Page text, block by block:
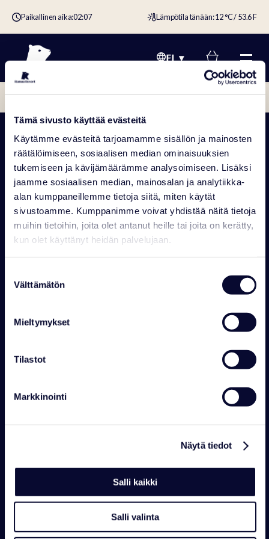
Tämä sivusto käyttää evästeitä
Käytämme evästeitä tarjoamamme sisällön ja mainosten
räätälöimiseen, sosiaalisen median ominaisuuksien
tukemiseen ja kävijämäärämme analysoimiseen. Lisäksi
jaamme sosiaalisen median, mainosalan ja analytiikka-
alan kumppaneillemme tietoja siitä, miten käytät
sivustoamme. Kumppanimme voivat yhdistää näitä tietoja
muihin tietoihin, joita olet antanut heille tai joita on kerätty,
kun olet käyttänyt heidän palvelujaan.
valinta
Välttämätön
Mieltymykset
Tilastot
Markkinointi
Näytä tiedot
Salli kaikki
Salli valinta
Paikallinen aika:02:07 Lämpötila tänään: 12 °C / 53.6 F
FI
Etusivu›shop›PÄÄSIÄISTESTI
RANUAN SEUDUN MATKAILU OY
Rovaniementie 29, 97700 Ranua
016 469 2050
info@ranuaresort.com
Yhteystiedot Aukioloajat